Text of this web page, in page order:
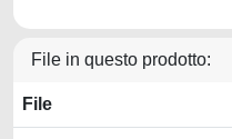
File in questo prodotto:
File